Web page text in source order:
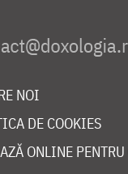
NOI
DE COOKIES
ONLINE